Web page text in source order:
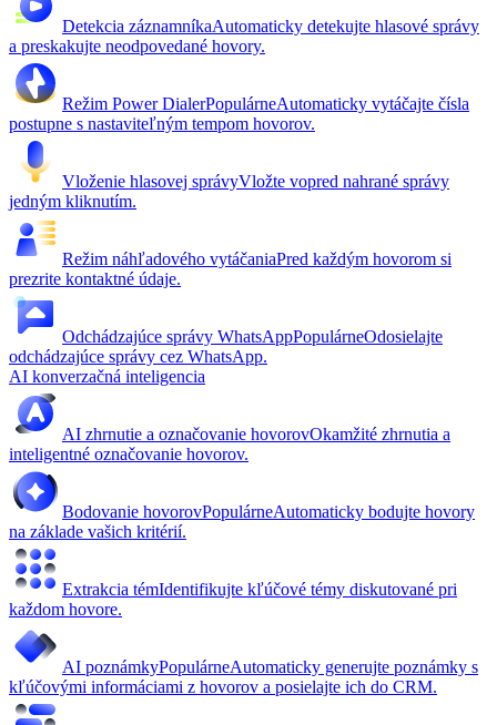
Detekcia záznamníkaAutomaticky detekujte hlasové správy
a preskakujte neodpovedané hovory.
Režim Power DialerPopulárneAutomaticky vytáčajte čísla
postupne s nastaviteľným tempom hovorov.
Vloženie hlasovej správyVložte vopred nahrané správy
jedným kliknutím.
Režim náhľadového vytáčaniaPred každým hovorom si
prezrite kontaktné údaje.
Odchádzajúce správy WhatsAppPopulárneOdosielajte
odchádzajúce správy cez WhatsApp.
AI konverzačná inteligencia
AI zhrnutie a označovanie hovorovOkamžité zhrnutia a
inteligentné označovanie hovorov.
Bodovanie hovorovPopulárneAutomaticky bodujte hovory
na základe vašich kritérií.
Extrakcia témIdentifikujte kľúčové témy diskutované pri
každom hovore.
AI poznámkyPopulárneAutomaticky generujte poznámky s
kľúčovými informáciami z hovorov a posielajte ich do CRM.